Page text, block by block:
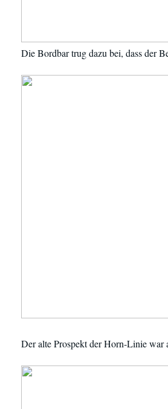
Die Bordbar trug dazu bei, dass der
Der alte Prospekt der Horn-Linie war